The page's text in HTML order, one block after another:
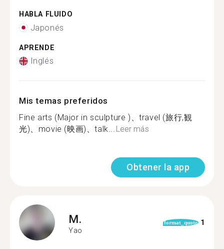
HABLA FLUIDO
Japonés
APRENDE
Inglés
Mis temas preferidos
Fine arts (Major in sculpture )、travel (旅行,観
光)、movie (映画)、talk...Leer más
Obtener la app
M.
Yao
format_quote 1